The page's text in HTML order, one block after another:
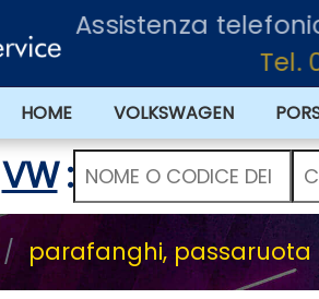
Assistenza
Tel.
HOME VOLKSWAGEN
VW:
parafanghi, passaruota